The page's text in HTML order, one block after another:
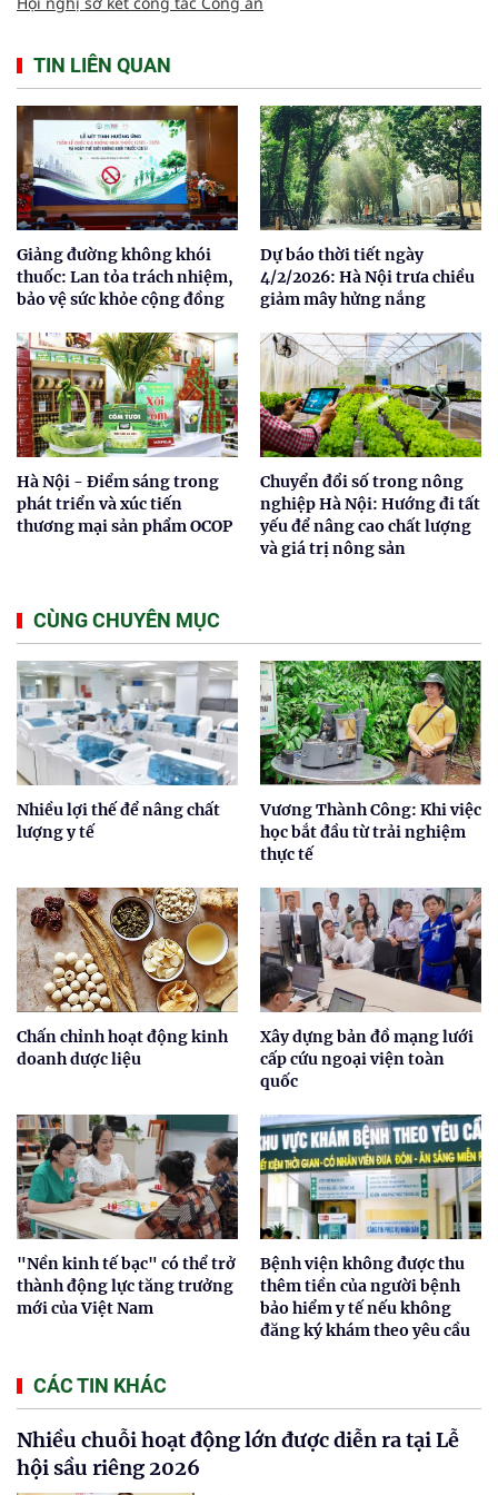
TIN LIÊN QUAN
Giảng đường không khói
thuốc: Lan tỏa trách nhiệm,
bảo vệ sức khỏe cộng đồng
Dự báo thời tiết ngày
4/2/2026: Hà Nội trưa chiều
giảm mây hửng nắng
Hà Nội - Điểm sáng trong
phát triển và xúc tiến
thương mại sản phẩm OCOP
Chuyển đổi số trong nông
nghiệp Hà Nội: Hướng đi tất
yếu để nâng cao chất lượng
và giá trị nông sản
CÙNG CHUYÊN MỤC
Nhiều lợi thế để nâng chất
lượng y tế
Vương Thành Công: Khi việc
học bắt đầu từ trải nghiệm
thực tế
Chấn chỉnh hoạt động kinh
doanh dược liệu
Xây dựng bản đồ mạng lưới
cấp cứu ngoại viện toàn
quốc
"Nền kinh tế bạc" có thể trở
thành động lực tăng trưởng
mới của Việt Nam
Bệnh viện không được thu
thêm tiền của người bệnh
bảo hiểm y tế nếu không
đăng ký khám theo yêu cầu
CÁC TIN KHÁC
Nhiều chuỗi hoạt động lớn được diễn ra tại Lễ
hội sầu riêng 2026